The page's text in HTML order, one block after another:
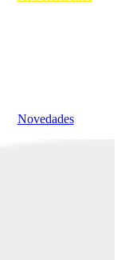
Novedades